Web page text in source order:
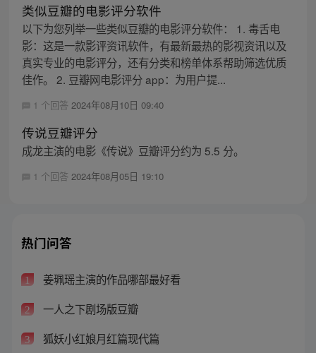
类似豆瓣的电影评分软件
以下为您列举一些类似豆瓣的电影评分软件： 1. 毒舌电
影：这是一款影评资讯软件，有最新最热的影视资讯以及
真实专业的电影评分，还有分类和榜单体系帮助筛选优质
佳作。 2. 豆瓣网电影评分 app：为用户提...
1 个回答 2024年08月10日 09:40
传说豆瓣评分
成龙主演的电影《传说》豆瓣评分约为 5.5 分。
1 个回答 2024年08月05日 19:10
热门问答
1 姜珮瑶主演的作品哪部最好看
2 一人之下剧场版豆瓣
3 狐妖小红娘月红篇现代篇